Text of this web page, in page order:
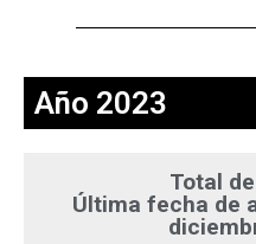
Año 2023
Total
Última fecha de